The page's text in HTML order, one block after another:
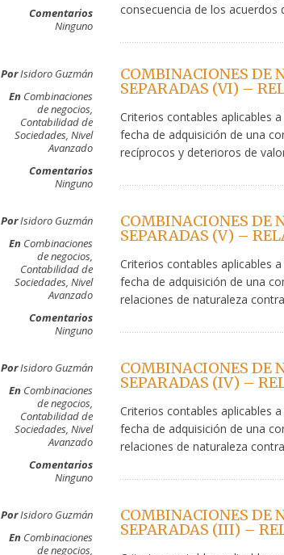
Comentarios
Ninguno
consecuencia de los acuerdos
PorIsidoro Guzmán
En Combinaciones
de negocios,
Contabilidad de
Sociedades, Nivel
Avanzado
Comentarios
Ninguno
COMBINACIONES DE
SEPARADAS (VI) –
Criterios contables aplicables
fecha de adquisición de una
recíprocos y deterioros de
PorIsidoro Guzmán
En Combinaciones
de negocios,
Contabilidad de
Sociedades, Nivel
Avanzado
Comentarios
Ninguno
COMBINACIONES DE
SEPARADAS (V) –
Criterios contables aplicables
fecha de adquisición de una
relaciones de naturaleza
PorIsidoro Guzmán
En Combinaciones
de negocios,
Contabilidad de
Sociedades, Nivel
Avanzado
Comentarios
Ninguno
COMBINACIONES DE
SEPARADAS (IV) –
Criterios contables aplicables
fecha de adquisición de una
relaciones de naturaleza
PorIsidoro Guzmán
En Combinaciones
de negocios,
COMBINACIONES DE
SEPARADAS (III) –